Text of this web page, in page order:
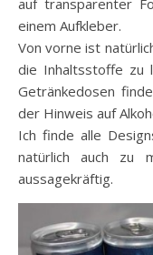
auf transparenter
einem Aufkleber.
Von vorne ist
die Inhaltsstoffe zu
Getränkedosen
der Hinweis auf
Ich finde alle
natürlich auch zu
aussagekräftig.